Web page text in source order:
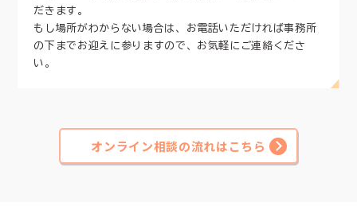
だきます。
もし場所がわからない場合は、お電話いただければ事務所
の下までお迎えに参りますので、お気軽にご連絡くださ
い。
オンライン相談の流れはこちら